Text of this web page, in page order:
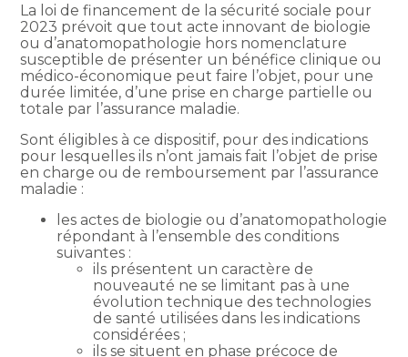
La loi de financement de la sécurité sociale pour
2023 prévoit que tout acte innovant de biologie
ou d’anatomopathologie hors nomenclature
susceptible de présenter un bénéfice clinique ou
médico-économique peut faire l’objet, pour une
durée limitée, d’une prise en charge partielle ou
totale par l’assurance maladie.
Sont éligibles à ce dispositif, pour des indications
pour lesquelles ils n’ont jamais fait l’objet de prise
en charge ou de remboursement par l’assurance
maladie :
les actes de biologie ou d’anatomopathologie
répondant à l’ensemble des conditions
suivantes :
ils présentent un caractère de
nouveauté ne se limitant pas à une
évolution technique des technologies
de santé utilisées dans les indications
considérées ;
ils se situent en phase précoce de